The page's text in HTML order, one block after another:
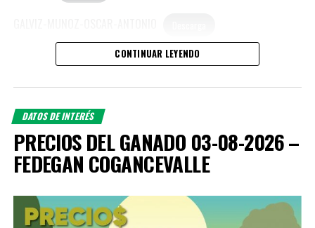
HENAO-GONZALES-CARLOS-ANDRES Descarga
MEJIA-ALVARADO-MANUEL-JOSE Descarga
MEJIA-SIERRA-REINA-LUCIA
MORALES-AGUDELO-JORGE-ANDRES Descarga
OROZCO-ZAPATA-PAULO-ANDRES Descarga
CONTINUAR LEYENDO
DATOS DE INTERÉS
PRECIOS DEL GANADO 03-08-2026 –
FEDEGAN COGANCEVALLE